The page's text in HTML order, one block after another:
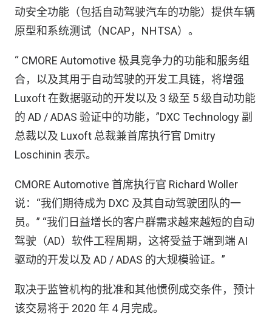
动安全功能（包括自动驾驶汽车的功能）提供车辆
原型和系统测试（NCAP，NHTSA）。
“ CMORE Automotive 极具竞争力的功能和服务组
合，以及其用于自动驾驶的开发工具链，将增强
Luxoft 在数据驱动的开发以及 3 级至 5 级自动功能
的 AD / ADAS 验证中的功能，”DXC Technology 副
总裁以及 Luxoft 总裁兼首席执行官 Dmitry
Loschinin 表示。
CMORE Automotive 首席执行官 Richard Woller
说：“我们期待成为 DXC 及其自动驾驶团队的一
员。” “我们日益增长的客户群需求越来越短的自动
驾驶（AD）软件工程周期，这将受益于端到端 AI
驱动的开发以及 AD / ADAS 的大规模验证。”
取决于监管机构的批准和其他惯例成交条件，预计
该交易将于 2020 年 4 月完成。